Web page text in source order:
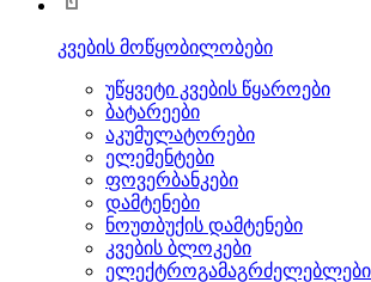
კვების მოწყობილობები
უწყვეტი კვების წყაროები
ბატარეები
აკუმულატორები
ელემენტები
ფოვერბანკები
დამტენები
ნოუთბუქის დამტენები
კვების ბლოკები